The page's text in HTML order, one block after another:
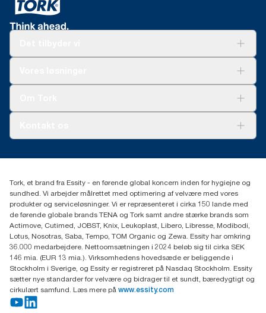
Smiley-rapport
(+45) 48 16 82 44
Professional Hygiene
Gydevang 33
DK-3450 Allerød
Tork, et brand fra Essity - en førende global koncern inden for hygiejne og
sundhed. Vi arbejder målrettet med optimering af velvære med vores
produkter og serviceløsninger. Vi er repræsenteret i cirka 150 lande med
de førende globale brands TENA og Tork samt andre stærke brands som
Actimove, Cutimed, JOBST, Knix, Leukoplast, Libero, Libresse, Modibodi,
Lotus, Nosotras, Saba, Tempo, TOM Organic og Zewa. Essity har omkring
36.000 medarbejdere. Nettoomsætningen i 2024 beløb sig til cirka SEK
146 mia. (EUR 13 mia.). Virksomhedens hovedsæde er beliggende i
Stockholm i Sverige, og Essity er registreret på Nasdaq Stockholm. Essity
sætter nye standarder for velvære og bidrager til et sundt, bæredygtigt og
cirkulært samfund. Læs mere på www.essity.com